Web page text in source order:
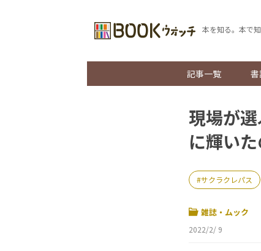
本を知る。本で知
記事一覧
現場が
に輝い
サクラクレパス
雑誌・ムック
2022/2/ 9